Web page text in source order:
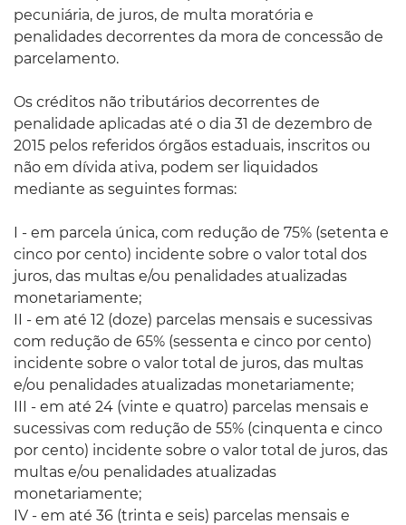
pecuniária, de juros, de multa moratória e
penalidades decorrentes da mora de concessão de
parcelamento.
Os créditos não tributários decorrentes de
penalidade aplicadas até o dia 31 de dezembro de
2015 pelos referidos órgãos estaduais, inscritos ou
não em dívida ativa, podem ser liquidados
mediante as seguintes formas:
I - em parcela única, com redução de 75% (setenta e
cinco por cento) incidente sobre o valor total dos
juros, das multas e/ou penalidades atualizadas
monetariamente;
II - em até 12 (doze) parcelas mensais e sucessivas
com redução de 65% (sessenta e cinco por cento)
incidente sobre o valor total de juros, das multas
e/ou penalidades atualizadas monetariamente;
III - em até 24 (vinte e quatro) parcelas mensais e
sucessivas com redução de 55% (cinquenta e cinco
por cento) incidente sobre o valor total de juros, das
multas e/ou penalidades atualizadas
monetariamente;
IV - em até 36 (trinta e seis) parcelas mensais e